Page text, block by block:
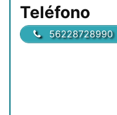
Teléfono
56228728990